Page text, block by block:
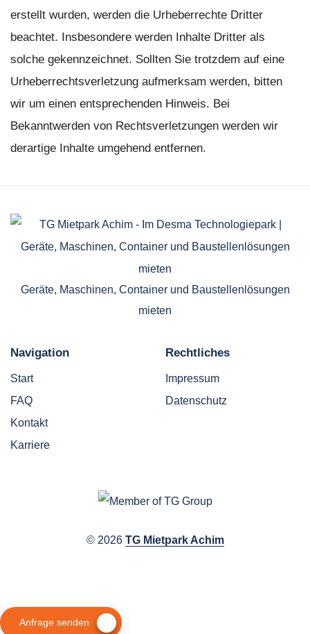
erstellt wurden, werden die Urheberrechte Dritter
beachtet. Insbesondere werden Inhalte Dritter als
solche gekennzeichnet. Sollten Sie trotzdem auf eine
Urheberrechtsverletzung aufmerksam werden, bitten
wir um einen entsprechenden Hinweis. Bei
Bekanntwerden von Rechtsverletzungen werden wir
derartige Inhalte umgehend entfernen.
Geräte, Maschinen, Container und Baustellenlösungen
mieten
Navigation
Start
FAQ
Kontakt
Karriere
Rechtliches
Impressum
Datenschutz
© 2026 TG Mietpark Achim
Anfrage senden